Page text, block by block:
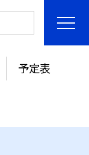
予定表